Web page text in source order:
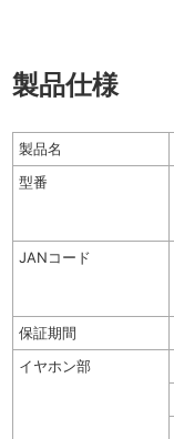
製品仕様
製品名
型番
JANコード
保証期間
イヤホン部